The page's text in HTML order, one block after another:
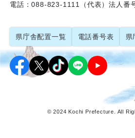
電話：088-823-1111（代表）法人番
県庁舎配置一覧 電話番号表 県
© 2024 Kochi Prefecture. All